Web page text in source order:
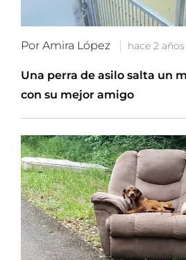
Por Amira López hace 2 años
Una perra de asilo salta un
con su mejor amigo